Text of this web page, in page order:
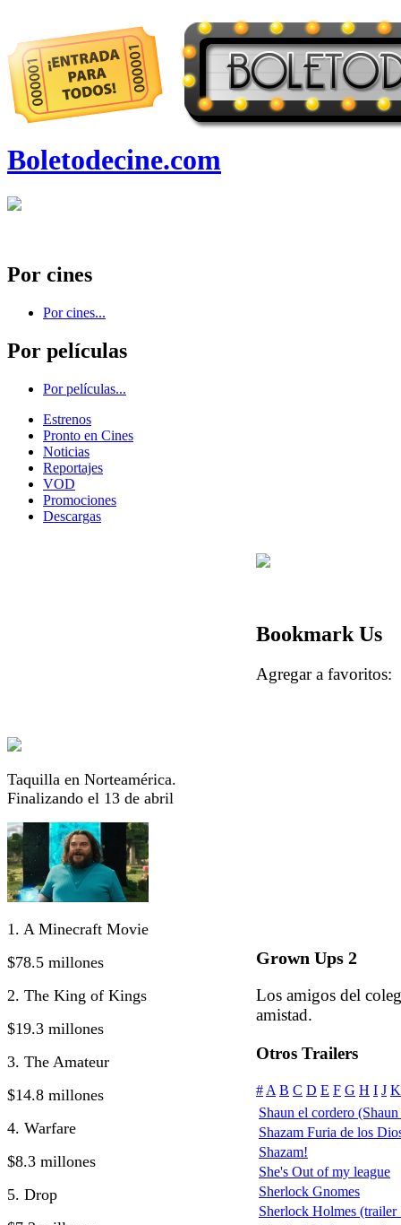
Boletodecine.com
Por cines
Por cines...
Por películas
Por películas...
Estrenos
Pronto en Cines
Noticias
Reportajes
VOD
Promociones
Descargas
Taquilla en Norteamérica.
Finalizando el 13 de abril
1. A Minecraft Movie
$78.5 millones
2. The King of Kings
$19.3 millones
3. The Amateur
$14.8 millones
4. Warfare
$8.3 millones
5. Drop
Bookmark Us
Agregar a
Grown Ups 2
Los amigos del
amistad.
Otros Trailers
# A B C D E F G H I J K
Shaun el cordero
Shazam Furia de los
Shazam!
She's Out of my league
Sherlock Gnomes
Sherlock Holmes (trailer